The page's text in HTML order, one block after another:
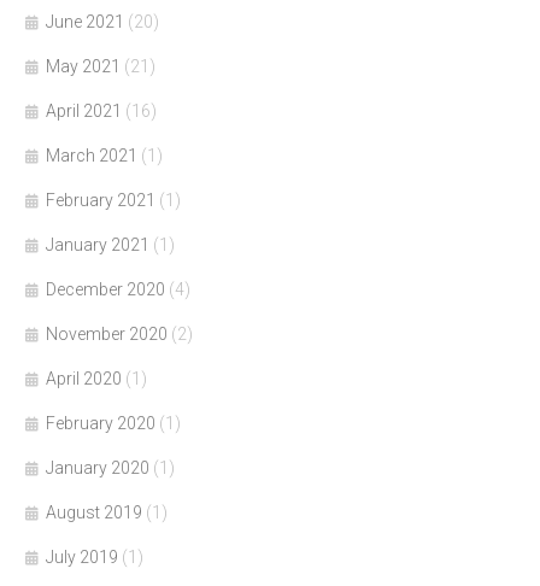
June 2021 (20)
May 2021 (21)
April 2021 (16)
March 2021 (1)
February 2021 (1)
January 2021 (1)
December 2020 (4)
November 2020 (2)
April 2020 (1)
February 2020 (1)
January 2020 (1)
August 2019 (1)
July 2019 (1)